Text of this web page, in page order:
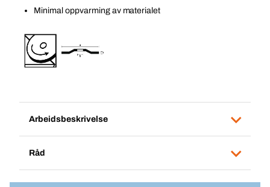
Minimal oppvarming av materialet
Arbeidsbeskrivelse
Råd